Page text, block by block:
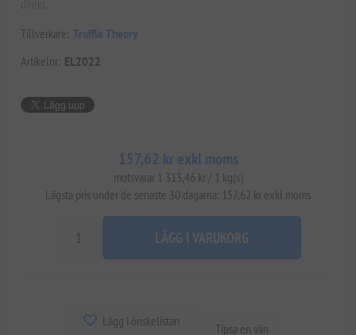
Tillverkare: Truffle Theory
Artikelnr: EL2022
157,62 kr exkl moms
motsvarar 1 313,46 kr / 1 kg(s)
Lägsta pris under de senaste 30 dagarna: 157,62 kr exkl moms
LÄGG I VARUKORG
Lägg i önskelistan Tipsa en vän